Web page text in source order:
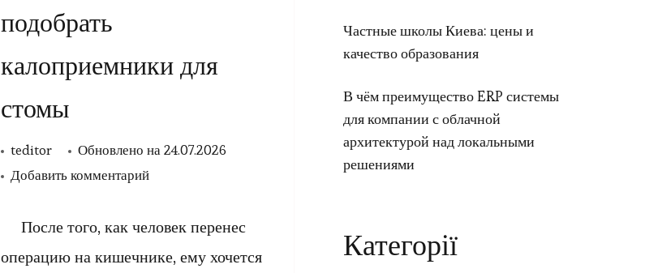
подобрать
калоприемники для
стомы
teditor Обновлено на24.07.2026
Добавить комментарийк
Рейтинг
После того, как человек перенес
операцию на кишечнике, ему хочется
Частные школы Киева: цены и
качество образования
В чём преимущество ERP системы
для компании с облачной
архитектурой над локальными
решениями
Категорії